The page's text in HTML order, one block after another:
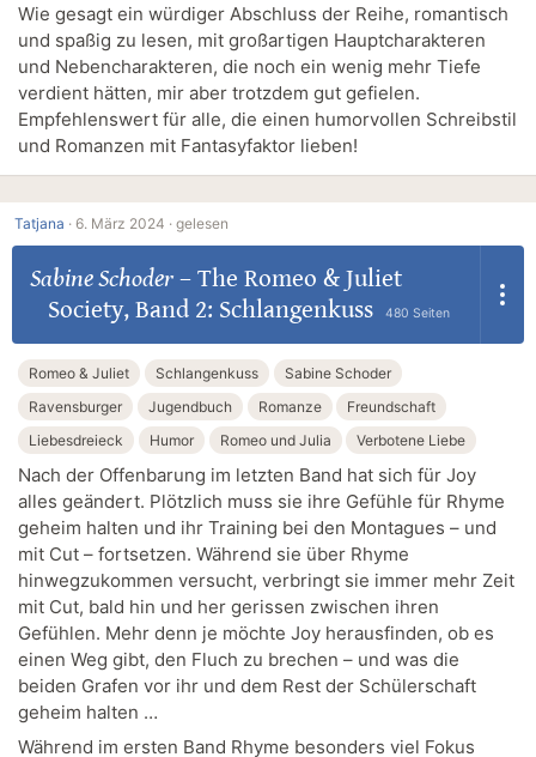
Wie gesagt ein würdiger Abschluss der Reihe, romantisch
und spaßig zu lesen, mit großartigen Hauptcharakteren
und Nebencharakteren, die noch ein wenig mehr Tiefe
verdient hätten, mir aber trotzdem gut gefielen.
Empfehlenswert für alle, die einen humorvollen Schreibstil
und Romanzen mit Fantasyfaktor lieben!
Tatjana · 6. März 2024 · gelesen
Sabine Schoder– The Romeo & Juliet
Society, Band 2: Schlangenkuss
480 Seiten
Romeo & Juliet Schlangenkuss
Sabine Schoder
Ravensburger
Jugendbuch Romanze
Freundschaft
Liebesdreieck
Humor Romeo und Julia Verbotene Liebe
Nach der Offenbarung im letzten Band hat sich für Joy
alles geändert. Plötzlich muss sie ihre Gefühle für Rhyme
geheim halten und ihr Training bei den Montagues – und
mit Cut – fortsetzen. Während sie über Rhyme
hinwegzukommen versucht, verbringt sie immer mehr Zeit
mit Cut, bald hin und her gerissen zwischen ihren
Gefühlen. Mehr denn je möchte Joy herausfinden, ob es
einen Weg gibt, den Fluch zu brechen – und was die
beiden Grafen vor ihr und dem Rest der Schülerschaft
geheim halten …
Während im ersten Band Rhyme besonders viel Fokus